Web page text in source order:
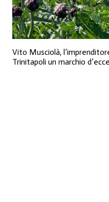
Vito Musciolà,
Trinitapoli un marchio